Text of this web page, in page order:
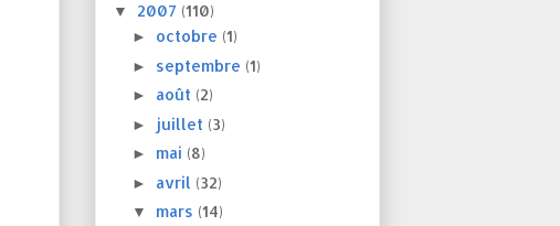
▼ 2007 (110)
► octobre (1)
► septembre (1)
► août (2)
► juillet (3)
► mai (8)
► avril (32)
▼ mars (14)